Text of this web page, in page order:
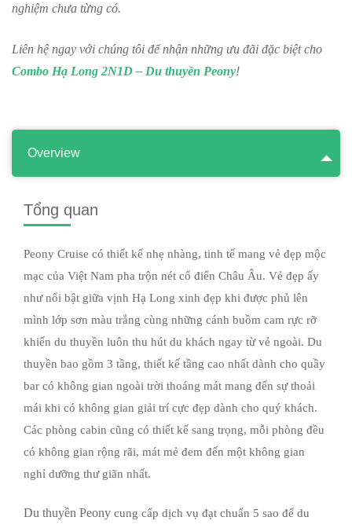
nghiệm chưa từng có.
Liên hệ ngay với chúng tôi để nhận những ưu đãi đặc biệt cho
Combo Hạ Long 2N1D – Du thuyền Peony!
Overview
Tổng quan
Peony Cruise có thiết kế nhẹ nhàng, tinh tế mang vẻ đẹp mộc
mạc của Việt Nam pha trộn nét cổ điển Châu Âu. Vẻ đẹp ấy
như nổi bật giữa vịnh Hạ Long xinh đẹp khi được phủ lên
mình lớp sơn màu trắng cùng những cánh buồm cam rực rỡ
khiến du thuyền luôn thu hút du khách ngay từ vẻ ngoài. Du
thuyền bao gồm 3 tầng, thiết kế tầng cao nhất dành cho quầy
bar có không gian ngoài trời thoáng mát mang đến sự thoải
mái khi có không gian giải trí cực đẹp dành cho quý khách.
Các phòng cabin cũng có thiết kế sang trọng, mỗi phòng đều
có không gian rộng rãi, mát mẻ đem đến một không gian
nghỉ dưỡng thư giãn nhất.
Du thuyền Peony cung cấp dịch vụ đạt chuẩn 5 sao để du